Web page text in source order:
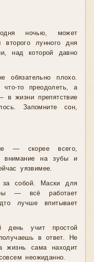
ночью, может
лунного дня
над которой давно
плохо.
то преодолеть, а
в жизни препятствие
Запомните сон,
— скорее всего,
внимание на зубы и
уязвимее.
за собой. Маски для
— всё работает
лучше впитывает
учит простой
в ответ. Не
жизнь сама находит
неожиданно.